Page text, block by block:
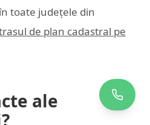
toate județele din
de plan cadastral pe
ale